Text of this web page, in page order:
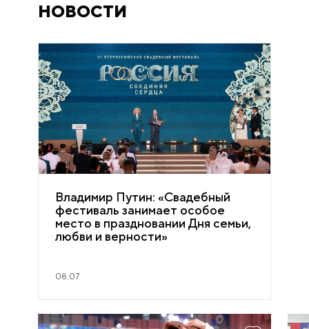
НОВОСТИ
Владимир Путин: «Свадебный
фестиваль занимает особое
место в праздновании Дня семьи,
любви и верности»
08.07